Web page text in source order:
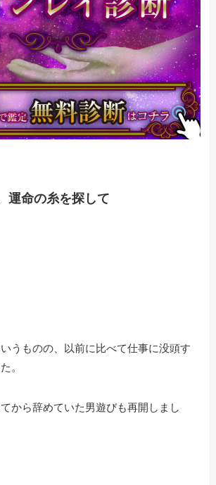
運命の糸を探して
うものの、以前に比べて仕事に没頭す
。
から辞めていた男遊びも再開しまし